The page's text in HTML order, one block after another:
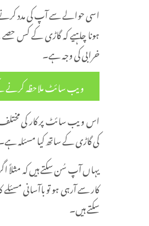
ہونا چاہیے کہ گاڑی کے کس
خرابی کی وجہ ہے۔
ویب سائٹ ملاحظہ کرنے
اس ویب سائٹ پر کار کی
کی گاڑی کے ساتھ کیا مسئلہ
یہاں آپ سُن سکتے ہیں کہ
کار سے آرہی ہو تو باآسانی
سکتے ہیں۔